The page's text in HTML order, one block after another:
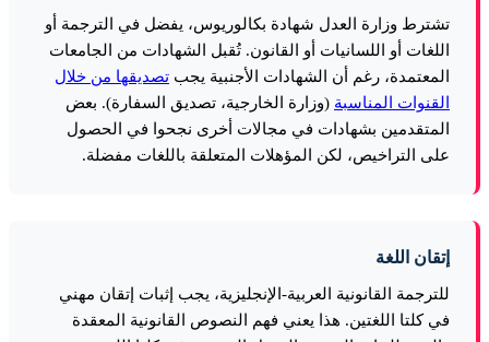
تشترط وزارة العدل شهادة بكالوريوس، يفضل في الترجمة أو
اللغات أو اللسانيات أو القانون. تُقبل الشهادات من الجامعات
المعتمدة، رغم أن الشهادات الأجنبية يجب تصديقها من خلال
القنوات المناسبة (وزارة الخارجية، تصديق السفارة). بعض
المتقدمين بشهادات في مجالات أخرى نجحوا في الحصول
على التراخيص، لكن المؤهلات المتعلقة باللغات مفضلة.
إتقان اللغة
للترجمة القانونية العربية-الإنجليزية، يجب إثبات إتقان مهني
في كلتا اللغتين. هذا يعني فهم النصوص القانونية المعقدة